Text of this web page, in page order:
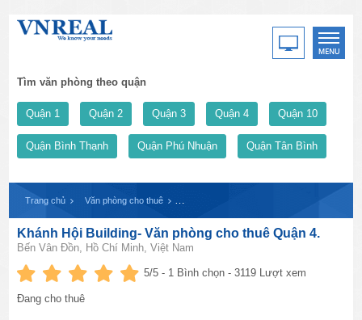
Tìm văn phòng theo quận
Quận 1 Quận 2 Quận 3 Quận 4 Quận 10
Quận Bình Thạnh Quận Phú Nhuận Quận Tân Bình
Trang chủ Văn phòng cho thuê
Khánh Hội Building- Văn phòng cho thuê Quận 4.
Bến Vân Đồn, Hồ Chí Minh, Việt Nam
5/5 - 1 Bình chọn - 3119 Lượt xem
Đang cho thuê